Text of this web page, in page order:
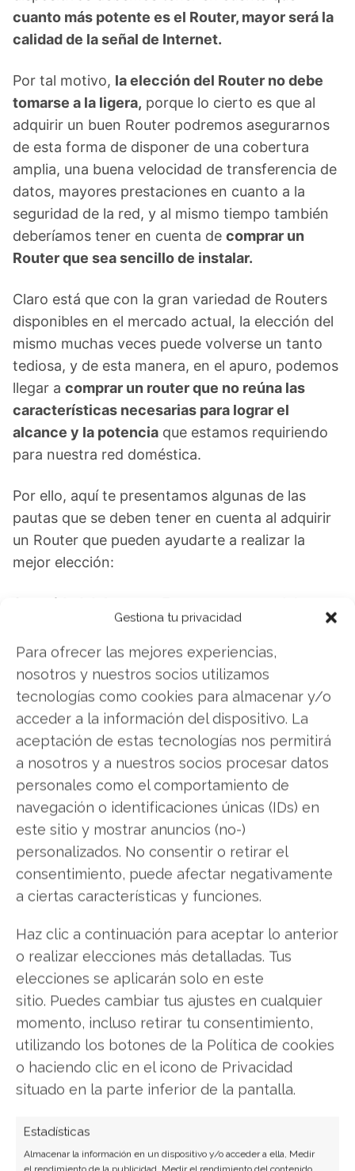
Gestiona tu privacidad
Para ofrecer las mejores experiencias,
nosotros y nuestros socios utilizamos
tecnologías como cookies para almacenar y/o
acceder a la información del dispositivo. La
aceptación de estas tecnologías nos permitirá
a nosotros y a nuestros socios procesar datos
personales como el comportamiento de
navegación o identificaciones únicas (IDs) en
este sitio y mostrar anuncios (no-)
personalizados. No consentir o retirar el
consentimiento, puede afectar negativamente
a ciertas características y funciones.
Haz clic a continuación para aceptar lo anterior
o realizar elecciones más detalladas. Tus
elecciones se aplicarán solo en este
sitio. Puedes cambiar tus ajustes en cualquier
momento, incluso retirar tu consentimiento,
utilizando los botones de la Política de cookies
o haciendo clic en el icono de Privacidad
situado en la parte inferior de la pantalla.
Estadísticas
Almacenar la información en un dispositivo y/o acceder a ella, Medir
cuanto más potente es el Router, mayor será la
calidad de la señal de Internet.
Por tal motivo, la elección del Router no debe
tomarse a la ligera, porque lo cierto es que al
adquirir un buen Router podremos asegurarnos
de esta forma de disponer de una cobertura
amplia, una buena velocidad de transferencia de
datos, mayores prestaciones en cuanto a la
seguridad de la red, y al mismo tiempo también
deberíamos tener en cuenta de comprar un
Router que sea sencillo de instalar.
Claro está que con la gran variedad de Routers
disponibles en el mercado actual, la elección del
mismo muchas veces puede volverse un tanto
tediosa, y de esta manera, en el apuro, podemos
llegar a comprar un router que no reúna las
características necesarias para lograr el
alcance y la potencia que estamos requiriendo
para nuestra red doméstica.
Por ello, aquí te presentamos algunas de las
pautas que se deben tener en cuenta al adquirir
un Router que pueden ayudarte a realizar la
mejor elección:
Seguridad del router:
asegurarnos que el Router es compatible con
los parámetros de WPA2 y no solamente con
WPA.De ninguna manera debemos optar por
uno que sólo sea compatible con WEP, aunque lo
cierto es que actualmente la mayoría de los
Routers soportan WPA2, pero siempre debemos
estar atentos para que no nos engañen.
Velocidad de transferencia del router:En el
caso que nos encontremos construyendo una
red en nuestro hogar, debemos
elegir un Router
que soporte la velocidad de transferencia para
proveer de Internet a los diversos equipos que
todos ellos se conecten por cable, ya que los
Routers poseen una cantidad limitada de salidas
de Ethernet.
Router con norma Wireless compatible:
Debemos asegurarnos que el Router elegido
sea compatible con Wireless-N (802.11n),
que de esta forma podremos obtener
este sentido, cabe destacar que Wireless-N es
compatible con Wireless-G (802.11g) y con